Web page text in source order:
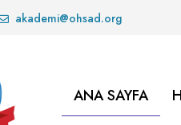
akademi@ohsad.org
ANA SAYFA